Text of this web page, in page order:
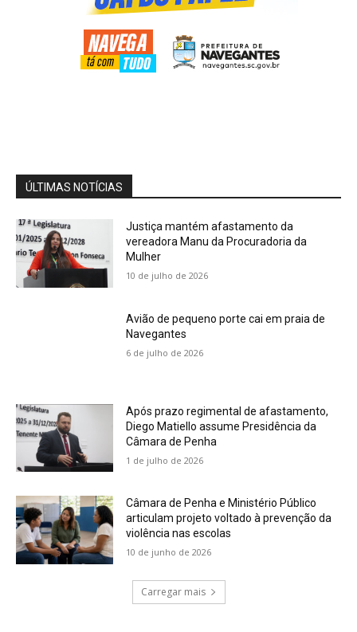
Prefeitura de Florianópolis durante Conecta
Mind
03:12
Cobertura Especial: Educador físico Felipe
ÚLTIMAS NOTÍCIAS
Justiça mantém afastamento da
vereadora Manu da Procuradoria da
Mulher
10 de julho de 2026
Avião de pequeno porte cai em praia de
Navegantes
6 de julho de 2026
Após prazo regimental de afastamento,
Diego Matiello assume Presidência da
Câmara de Penha
1 de julho de 2026
Câmara de Penha e Ministério Público
articulam projeto voltado à prevenção da
violência nas escolas
10 de junho de 2026
Carregar mais